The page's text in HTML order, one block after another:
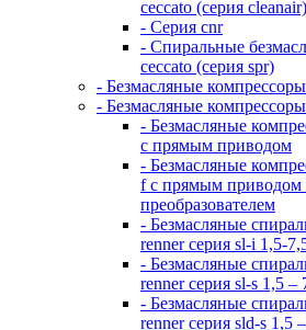
ceccato (серия cleanair)
- Серия cnr
- Спиральные
ceccato (серия spr)
- Безмасляные
- Безмасляные
- Безмасляные
с прямым приводом
- Безмасляные
f с прямым приводом
преобразователем
- Безмасляные
renner серия sl-i 1,5-
- Безмасляные
renner серия sl-s 1,5 –
- Безмасляные
renner серия sld-s 1,5